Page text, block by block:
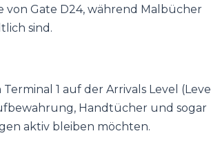
von Gate D24, während Malbücher
sind.
1 auf der Arrivals Level (Level
Handtücher und sogar
aktiv bleiben möchten.